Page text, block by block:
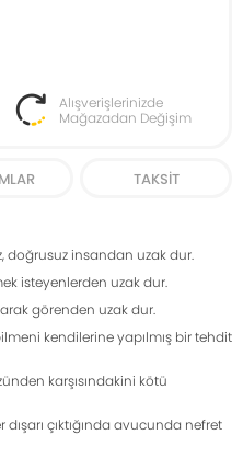
Alışverişlerinizde
Mağazadan Değişim
TAKSIT
doğrusuz insandan uzak dur.
isteyenlerden uzak dur.
görenden uzak dur.
kendilerine yapılmış bir tehdit
karşısındakini kötü
dışarı çıktığında avucunda nefret